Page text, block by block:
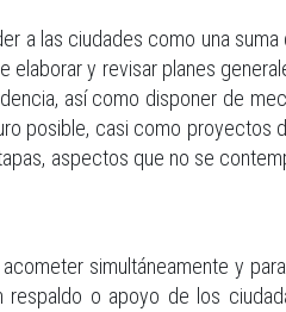
a las ciudades como una
y revisar planes
así como disponer de
posible, casi como proyectos
aspectos que no se
simultáneamente y
o apoyo de los